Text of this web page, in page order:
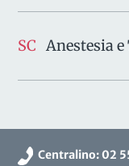
SC Anestesia
Centralino: 02